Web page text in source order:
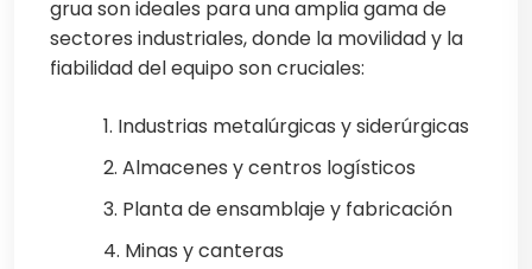
grua son ideales para una amplia gama de
sectores industriales, donde la movilidad y la
fiabilidad del equipo son cruciales:
1. Industrias metalúrgicas y siderúrgicas
2. Almacenes y centros logísticos
3. Planta de ensamblaje y fabricación
4. Minas y canteras